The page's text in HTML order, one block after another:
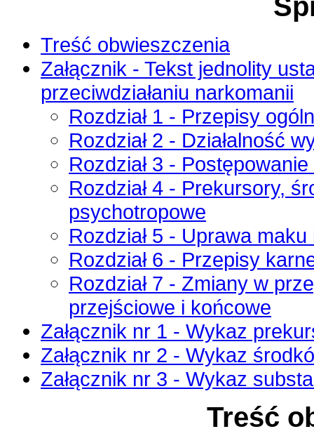
Treść obwieszczenia
Załącznik - Tekst jednolity
przeciwdziałaniu narkomanii
Rozdział 1 - Przepisy
Rozdział 2 - Działalność
Rozdział 3 -
Rozdział 4 - Prekursory,
psychotropowe
Rozdział 5 - Uprawa
Rozdział 6 - Przepisy
Rozdział 7 - Zmiany w
przejściowe i końcowe
Załącznik nr 1 - Wykaz
Załącznik nr 2 - Wykaz
Załącznik nr 3 - Wykaz
Treść